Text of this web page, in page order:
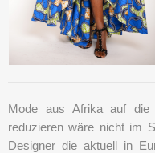
Mode aus Afrika auf die
reduzieren wäre nicht im
Designer die aktuell in